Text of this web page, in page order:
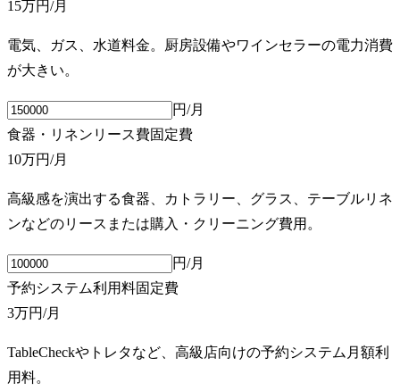
15万円/月
電気、ガス、水道料金。厨房設備やワインセラーの電力消費
が大きい。
円/月
食器・リネンリース費固定費
10万円/月
高級感を演出する食器、カトラリー、グラス、テーブルリネ
ンなどのリースまたは購入・クリーニング費用。
円/月
予約システム利用料固定費
3万円/月
TableCheckやトレタなど、高級店向けの予約システム月額利
用料。